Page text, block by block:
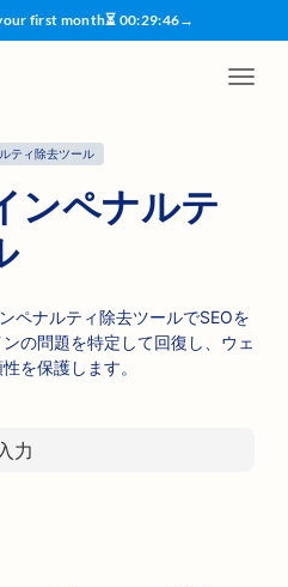
first month⏳ 00:29:45→
ティ除去ツール
ンペナルテ
ペナルティ除去ツールでSEOを
の問題を特定して回復し、ウェ
を保護します。